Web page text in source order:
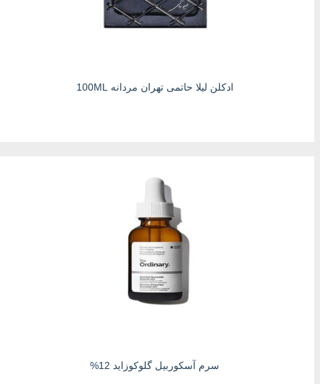
ادکلن لیلا حاتمی تهران مردانه 100ML
سرم آسکوربیل گلوکوزاید 12%